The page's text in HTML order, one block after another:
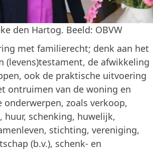
den Hartog. Beeld: OBVW
met familierecht; denk aan het
(levens)testament, de afwikkeling
ook de praktische uitvoering
ontruimen van de woning en
onderwerpen, zoals verkoop,
huur, schenking, huwelijk,
stichting, vereniging,
(b.v.), schenk- en